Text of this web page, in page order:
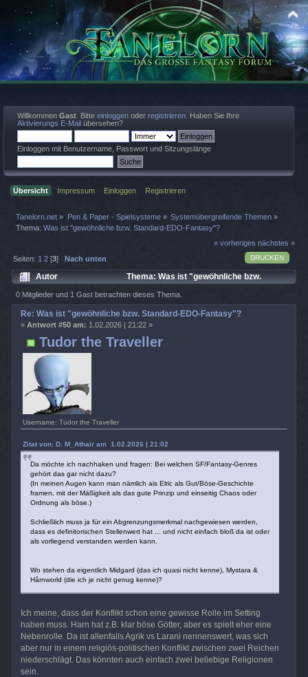
Willkommen Gast . Bitte einloggen oder registrieren . Haben Sie Ihre
Aktivierungs E-Mail übersehen?
Einloggen mit Benutzername, Passwort und Sitzungslänge
Übersicht Impressum Einloggen Registrieren
Tanelorn.net » Pen & Paper - Spielsysteme» Systemübergreifende Themen »
Thema:Was ist "gewöhnliche bzw. Standard-EDO-Fantasy"?
« vorheriges nächstes »
DRUCKEN
Seiten: 1 2 [3]Nach unten
Autor
Thema: Was ist "gewöhnliche bzw.
Standard-EDO-Fantasy"? (Gelesen 5665 mal)
0 Mitglieder und 1 Gast betrachten dieses Thema.
Tudor the Traveller
Username: Tudor the Traveller
Re: Was ist "gewöhnliche bzw. Standard-EDO-Fantasy"?
« Antwort #50 am: 1.02.2026 | 21:22 »
Zitat von: D. M_Athair am 1.02.2026 | 21:02
Da möchte ich nachhaken und fragen: Bei welchen SF/Fantasy-Genres
gehört das gar nicht dazu?
(In meinen Augen kann man nämlich ais Elric als Gut/Böse-Geschichte
framen, mit der Mäßigkeit als das gute Prinzip und einseitig Chaos oder
Ordnung als böse.)
Schließlich muss ja für ein Abgrenzungsmerkmal nachgewiesen werden,
dass es definitorischen Stellenwert hat ... und nicht einfach bloß da ist oder
als vorliegend verstanden werden kann.
Wo stehen da eigentlich Midgard (das ich quasi nicht kenne), Mystara &
Hârnworld (die ich je nicht genug kenne)?
Ich meine, dass der Konflikt schon eine gewisse Rolle im Setting
haben muss. Harn hat z.B. klar böse Götter, aber es spielt eher eine
Nebenrolle. Da ist allenfalls Agrik vs Larani nennenswert, was sich
aber nur in einem religiös-politischen Konflikt zwischen zwei Reichen
niederschlägt. Das könnten auch einfach zwei beliebige Religionen
sein.